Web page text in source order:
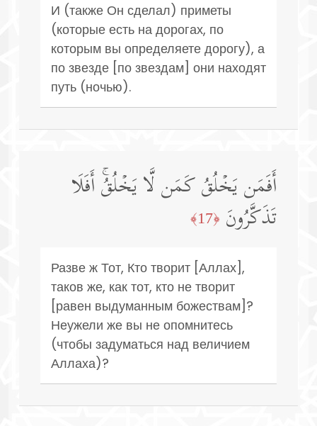
И (также Он сделал) приметы
(которые есть на дорогах, по
которым вы определяете дорогу), а
по звезде [по звездам] они находят
путь (ночью).
أَفَمَن یَخۡلُقُ كَمَن لَّا یَخۡلُقُۚ أَفَلَا
تَذَكَّرُونَ ﴿17﴾
Разве ж Тот, Кто творит [Аллах],
таков же, как тот, кто не творит
[равен выдуманным божествам]?
Неужели же вы не опомнитесь
(чтобы задуматься над величием
Аллаха)?